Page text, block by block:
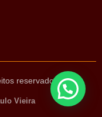
reservados
Vieira